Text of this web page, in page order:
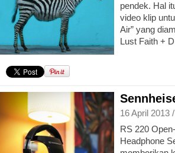
pendek. Hal
video klip
Air” yang
Lust Faith +
16 April 2013
RS 220
Headphone